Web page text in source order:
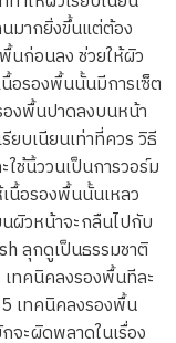
มากยิ่งขึ้นแต่ต้อง
นก่อนลง ช่วยให้ผิว
อรองพื้นนั้นมีการเซ็ต
องพื้นปาดลงบนหน้า
ยบเนียนเท่าที่ควร วิธี
ช้นิ้ววนเป็นการวอร์ม
นื้อรองพื้นนั้นเหลว
ผิวหน้าจะกลืนไปกับ
ลุกดูเป็นธรรมชาติ
เทคนิคลงรองพื้นทีละ
5 เทคนิคลงรองพื้น
จะผิดพลาดในเรื่อง